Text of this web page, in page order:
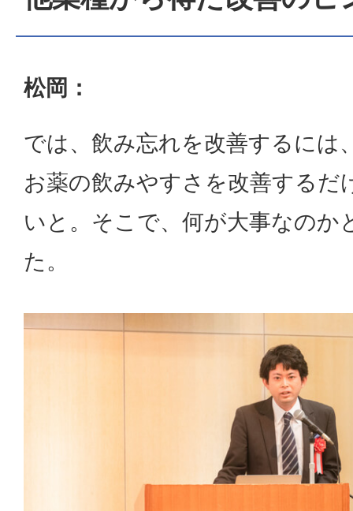
松岡：
では、飲み忘れを改善するには
お薬の飲みやすさを改善するだ
いと。そこで、何が大事なのか
た。